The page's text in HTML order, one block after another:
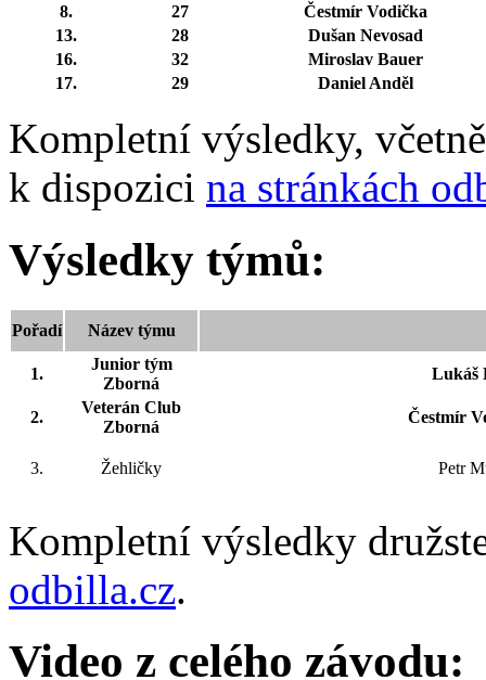
8.
27
Čestmír Vodička
13.
28
Dušan Nevosad
16.
32
Miroslav Bauer
17.
29 Daniel Anděl
Kompletní výsledky,
k dispozici na stránkách
Výsledky týmů:
Pořadí Název týmu
1.
Junior tým
Zborná
Lukáš
2.
Veterán Club
Zborná
Čestmír
3. Žehličky Petr
Kompletní výsledky
odbilla.cz.
Video z celého závodu: